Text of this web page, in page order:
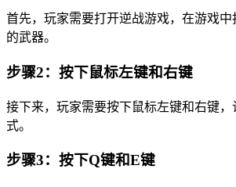
首先，玩家需要打开逆战游戏，在游戏
的武器。
步骤2：按下鼠标左键和右键
接下来，玩家需要按下鼠标左键和右键
式。
步骤3：按下Q键和E键